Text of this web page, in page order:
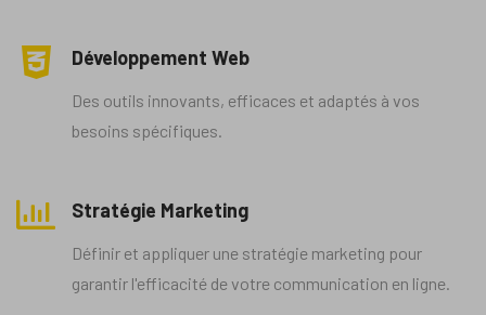
Développement Web
Des outils innovants, efficaces et adaptés à vos
besoins spécifiques.
Stratégie Marketing
Définir et appliquer une stratégie marketing pour
garantir l'efficacité de votre communication en ligne.